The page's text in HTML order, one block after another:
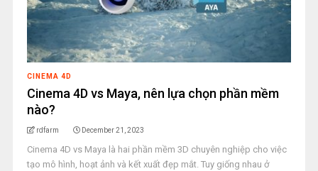
CINEMA 4D
Cinema 4D vs Maya, nên lựa chọn phần mềm
nào?
rdfarm December 21, 2023
Cinema 4D vs Maya là hai phần mềm 3D chuyên nghiệp cho việc
tạo mô hình, hoạt ảnh và kết xuất đẹp mắt. Tuy giống nhau ở